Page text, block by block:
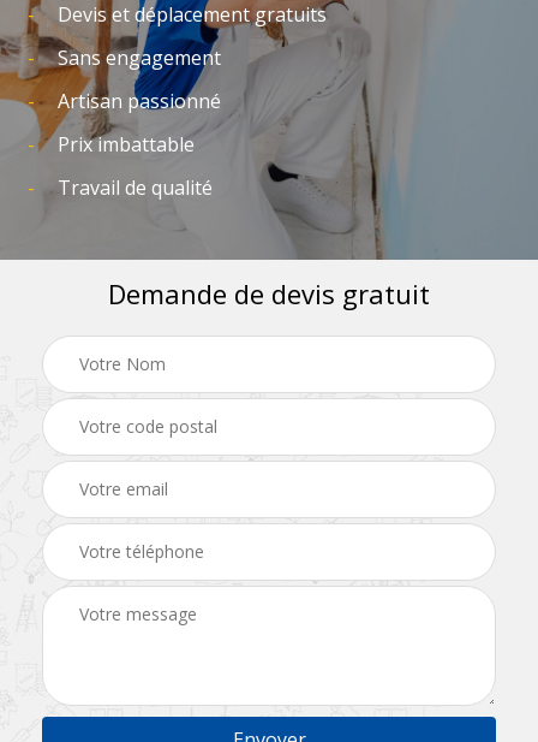
Devis et déplacement gratuits
Sans engagement
Artisan passionné
Prix imbattable
Travail de qualité
Demande de devis gratuit